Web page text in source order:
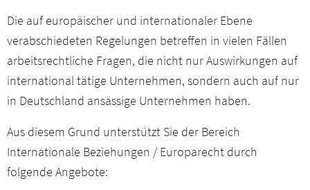
Die auf europäischer und internationaler Ebene
verabschiedeten Regelungen betreffen in vielen Fällen
arbeitsrechtliche Fragen, die nicht nur Auswirkungen auf
international tätige Unternehmen, sondern auch auf nur
in Deutschland ansässige Unternehmen haben.
Aus diesem Grund unterstützt Sie der Bereich
Internationale Beziehungen / Europarecht durch
folgende Angebote: